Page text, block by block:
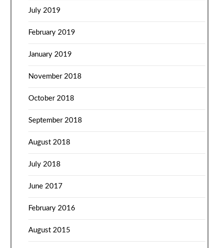
July 2019
February 2019
January 2019
November 2018
October 2018
September 2018
August 2018
July 2018
June 2017
February 2016
August 2015